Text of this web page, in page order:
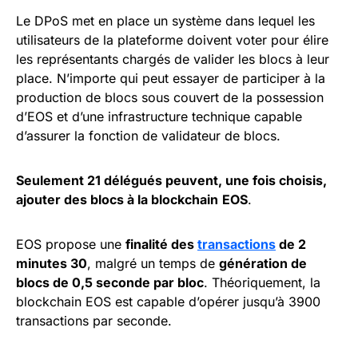
Le DPoS met en place un système dans lequel les
utilisateurs de la plateforme doivent voter pour élire
les représentants chargés de valider les blocs à leur
place. N’importe qui peut essayer de participer à la
production de blocs sous couvert de la possession
d’EOS et d’une infrastructure technique capable
d’assurer la fonction de validateur de blocs.
Seulement 21 délégués peuvent, une fois choisis,
ajouter des blocs à la blockchain EOS.
EOS propose une finalité des transactions de 2
minutes 30, malgré un temps de génération de
blocs de 0,5 seconde par bloc. Théoriquement, la
blockchain EOS est capable d’opérer jusqu’à 3900
transactions par seconde.